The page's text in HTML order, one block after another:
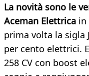
La novità sono le
Aceman Elettrica in
prima volta la sigla
per cento elettrici.
258 CV con boost